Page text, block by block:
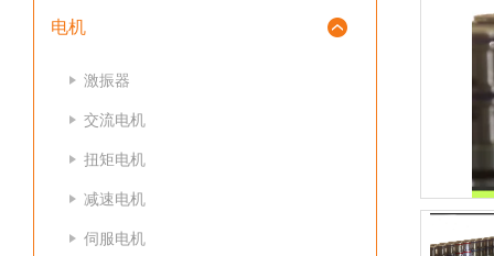
电机
激振器
交流电机
扭矩电机
减速电机
伺服电机